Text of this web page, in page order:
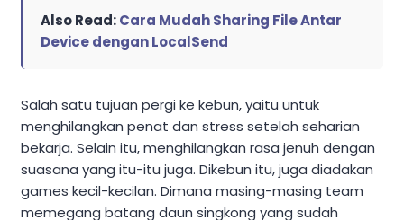
Also Read:Cara Mudah Sharing File Antar
Device dengan LocalSend
Salah satu tujuan pergi ke kebun, yaitu untuk
menghilangkan penat dan stress setelah seharian
bekarja. Selain itu, menghilangkan rasa jenuh dengan
suasana yang itu-itu juga. Dikebun itu, juga diadakan
games kecil-kecilan. Dimana masing-masing team
memegang batang daun singkong yang sudah